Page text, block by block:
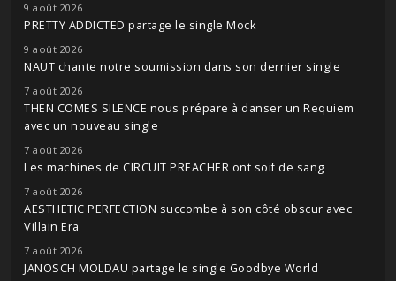
9 août 2026
PRETTY ADDICTED partage le single Mock
9 août 2026
NAUT chante notre soumission dans son dernier single
7 août 2026
THEN COMES SILENCE nous prépare à danser un Requiem
avec un nouveau single
7 août 2026
Les machines de CIRCUIT PREACHER ont soif de sang
7 août 2026
AESTHETIC PERFECTION succombe à son côté obscur avec
Villain Era
7 août 2026
JANOSCH MOLDAU partage le single Goodbye World